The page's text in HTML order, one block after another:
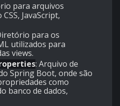
para arquivos
JavaScript,
para os
utilizados para
views.
: Arquivo de
Spring Boot, onde são
como
banco de dados,